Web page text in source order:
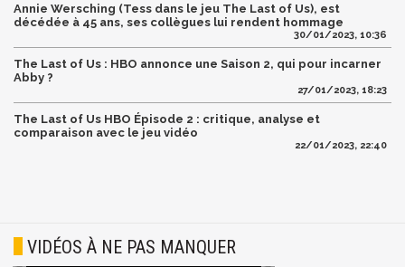
Annie Wersching (Tess dans le jeu The Last of Us), est
décédée à 45 ans, ses collègues lui rendent hommage
30/01/2023, 10:36
The Last of Us : HBO annonce une Saison 2, qui pour incarner
Abby ?
27/01/2023, 18:23
The Last of Us HBO Épisode 2 : critique, analyse et
comparaison avec le jeu vidéo
22/01/2023, 22:40
VIDÉOS À NE PAS MANQUER